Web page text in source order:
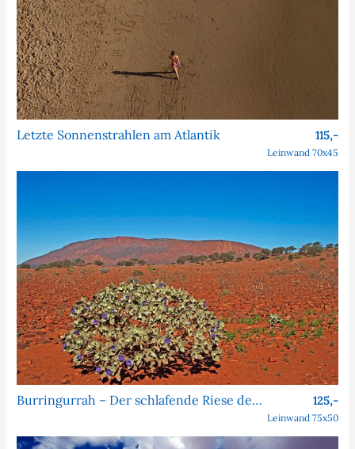
Letzte Sonnenstrahlen am Atlantik 115,-
Leinwand 70x45
Burringurrah – Der schlafende Riese des Outbacks 125,-
Leinwand 75x50